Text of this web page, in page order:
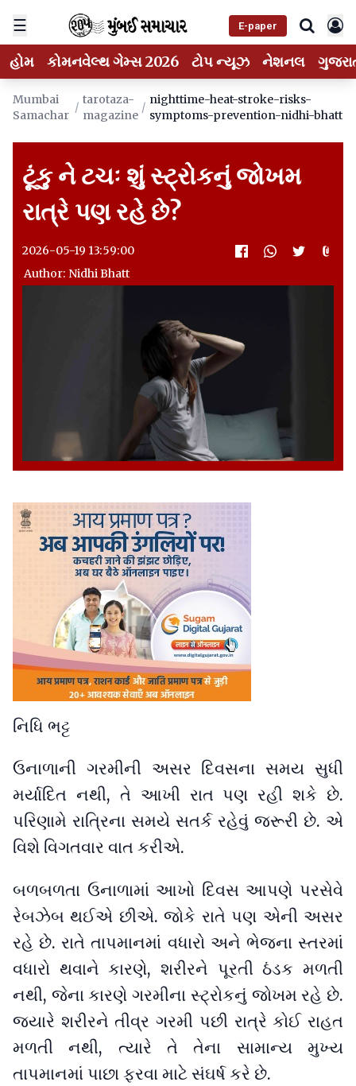
☰ E-paper
હોમ કોમનવેલ્થ ગેમ્સ 2026 ટોપ ન્યૂઝ નેશનલ
Mumbai
Samachar
/
tarotaza-
magazine
/
nighttime-heat-stroke-risks-
symptoms-prevention-nidhi-bhatt
ટૂંકુ ને ટચઃ શું સ્ટ્રોકનું જોખમ
રાત્રે પણ રહે છે?
2026-05-19 13:59:00
Author: Nidhi Bhatt
નિધિ ભટ્ટ
ઉનાળાની ગરમીની અસર દિવસના સમય સુધી
મર્યાદિત નથી, તે આખી રાત પણ રહી શકે છે.
પરિણામે રાત્રિના સમયે સતર્ક રહેવું જરૂરી છે. એ
વિશે વિગતવાર વાત કરીએ.
બળબળતા ઉનાળામાં આખો દિવસ આપણે પરસેવે
રેબઝેબ થઈએ છીએ. જોકે રાતે પણ એની અસર
રહે છે. રાતે તાપમાનમાં વધારો અને ભેજના સ્તરમાં
વધારો થવાને કારણે, શરીરને પૂરતી ઠંડક મળતી
નથી, જેના કારણે ગરમીના સ્ટ્રોકનું જોખમ રહે છે.
જ્યારે શરીરને તીવ્ર ગરમી પછી રાત્રે કોઈ રાહત
મળતી નથી, ત્યારે તે તેના સામાન્ય મુખ્ય
તાપમાનમાં પાછા ફરવા માટે સંઘર્ષ કરે છે.